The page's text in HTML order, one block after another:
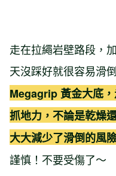
走在拉繩岩壁路段，
天沒踩好就很容易滑
Megagrip 黃金大底
抓地力，不論是乾燥
大大減少了滑倒的風
謹慎！不要受傷了～